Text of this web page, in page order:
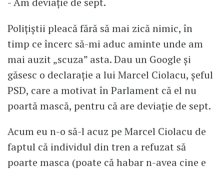
Polițiștii pleacă fără să mai zică nimic, în
timp ce încerc să-mi aduc aminte unde am
mai auzit „scuza” asta. Dau un Google și
găsesc o declarație a lui Marcel Ciolacu, șeful
PSD, care a motivat în Parlament că el nu
poartă mască, pentru că are deviație de sept.
Acum eu n-o să-l acuz pe Marcel Ciolacu de
faptul că individul din tren a refuzat să
poarte masca (poate că habar n-avea cine e